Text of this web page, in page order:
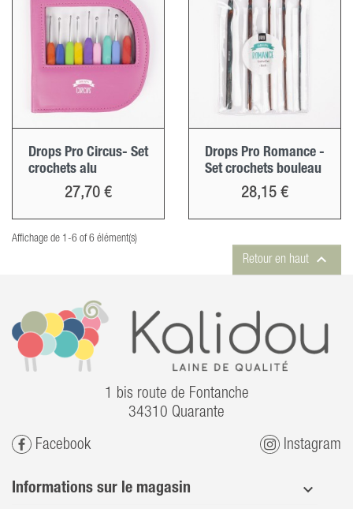
Drops Pro Circus- Set
crochets alu
Prix
27,70 €
Drops Pro Romance -
Set crochets bouleau
Prix
28,15 €
Affichage de 1-6 of 6 élément(s)
Retour en haut 
1 bis route de Fontanche
34310 Quarante
Facebook Instagram
Informations sur le magasin